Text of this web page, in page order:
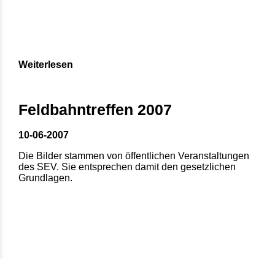
Weiterlesen
Feldbahntreffen 2007
10-06-2007
Die Bilder stammen von öffentlichen Veranstaltungen
des SEV. Sie entsprechen damit den gesetzlichen
Grundlagen.